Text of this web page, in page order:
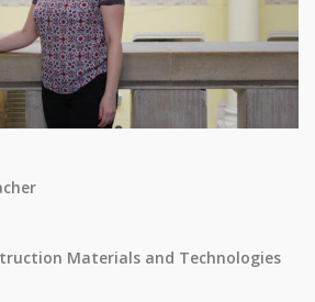
Materials and Technologies